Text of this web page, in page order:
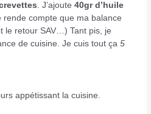
. J’ajoute40gr d’huile
rende compte que ma balance
le retour SAV…) Tant pis, je
de cuisine. Je cuis tout ça5
appétissant la cuisine.